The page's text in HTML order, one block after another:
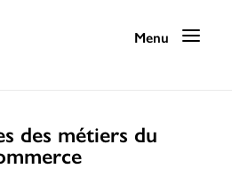
des métiers du